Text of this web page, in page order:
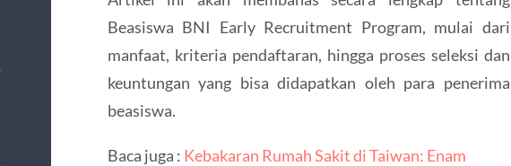
Beasiswa BNI Early Recruitment Program, mulai dari
manfaat, kriteria pendaftaran, hingga proses seleksi dan
keuntungan yang bisa didapatkan oleh para penerima
beasiswa.
Baca juga : Kebakaran Rumah Sakit di Taiwan: Enam